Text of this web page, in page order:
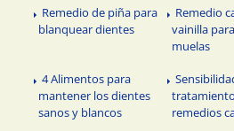
Remedio de piña para
blanquear dientes
Remedio
vainilla
muelas
4 Alimentos para
mantener los dientes
sanos y blancos
remedios